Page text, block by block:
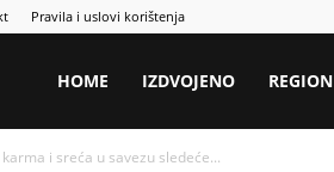
Pravila i uslovi korištenja
HOME IZDVOJENO REGION
i sreća u savezu sledeće...